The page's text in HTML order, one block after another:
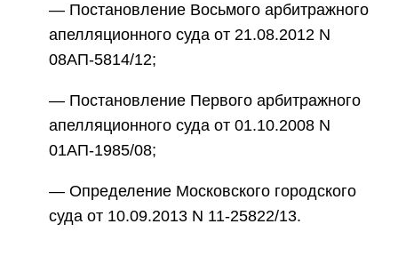
— Постановление Восьмого арбитражного
апелляционного суда от 21.08.2012 N
08АП-5814/12;
— Постановление Первого арбитражного
апелляционного суда от 01.10.2008 N
01АП-1985/08;
— Определение Московского городского
суда от 10.09.2013 N 11-25822/13.